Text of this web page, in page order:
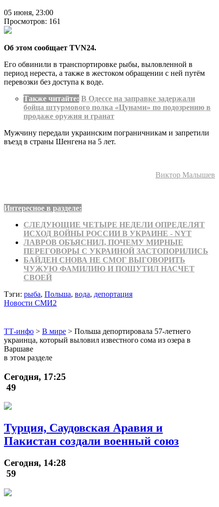
05 июня, 23:00
Просмотров: 161
Об этом сообщает TVN24.
Его обвинили в транспортировке рыбы, выловленной в
период нереста, а также в жестоком обращении с ней путём
перевозки без доступа к воде.
Также читайте: В Одессе на заправке задержали
бойца штурмового полка «Цунами» по подозрению в
продаже оружия и гранат
Мужчину передали украинским пограничникам и запретили
въезд в страны Шенгена на 5 лет.
Виктор Малышев
Интересное в разделе:
СЛЕДУЮЩИЕ ЧЕТЫРЕ НЕДЕЛИ ОПРЕДЕЛЯТ
ИСХОД ВОЙНЫ РОССИИ В УКРАИНЕ - NYT
ЛАВРОВ ОБЪЯСНИЛ, ПОЧЕМУ МИРНЫЕ
ПЕРЕГОВОРЫ С УКРАИНОЙ ЗАСТОПОРИЛИСЬ
БАЙДЕН СНОВА НЕ СМОГ ВЫГОВОРИТЬ
ЧУЖУЮ ФАМИЛИЮ И ПОШУТИЛ НАСЧЕТ
СВОЕЙ
Тэги: рыба, Польша, вода, депортация
Новости СМИ2
ТТ-инфо > В мире > Польша депортировала 57-летнего
украинца, который выловил известного сома из озера в
Варшаве
в этом разделе
Сегодня, 17:25
49
Турция, Саудовская Аравия и
Пакистан создали военный союз
Сегодня, 14:28
59